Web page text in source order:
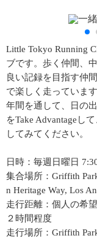
Little Tokyo Running
ブです。歩く仲間、
良い記録を目指す仲
で楽しく走っていま
年間を通して、日の
をTake Advantageし
してみてください。
日時：毎週日曜日
集合場所：Griffith
n Heritage Way, Los
走行距離：個人の希
２時間程度
走行場所：Griffith